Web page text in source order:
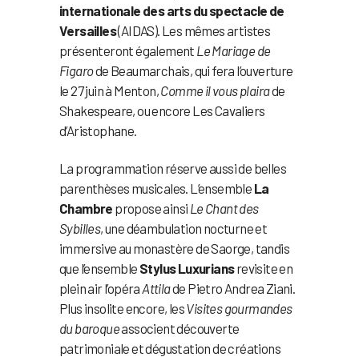
internationale des arts du spectacle de
Versailles(AIDAS). Les mêmes artistes
présenteront également Le Mariage de
Figarode Beaumarchais, qui fera l’ouverture
le 27 juin à Menton,Comme il vous plairade
Shakespeare, ou encore Les Cavaliers
d’Aristophane.
La programmation réserve aussi de belles
parenthèses musicales. L’ensemble La
Chambre propose ainsi Le Chant des
Sybilles, une déambulation nocturne et
immersive au monastère de Saorge, tandis
que l’ensemble Stylus Luxuriansrevisite en
plein air l’opéra Attilade Pietro Andrea Ziani.
Plus insolite encore, lesVisites gourmandes
du baroqueassocient découverte
patrimoniale et dégustation de créations